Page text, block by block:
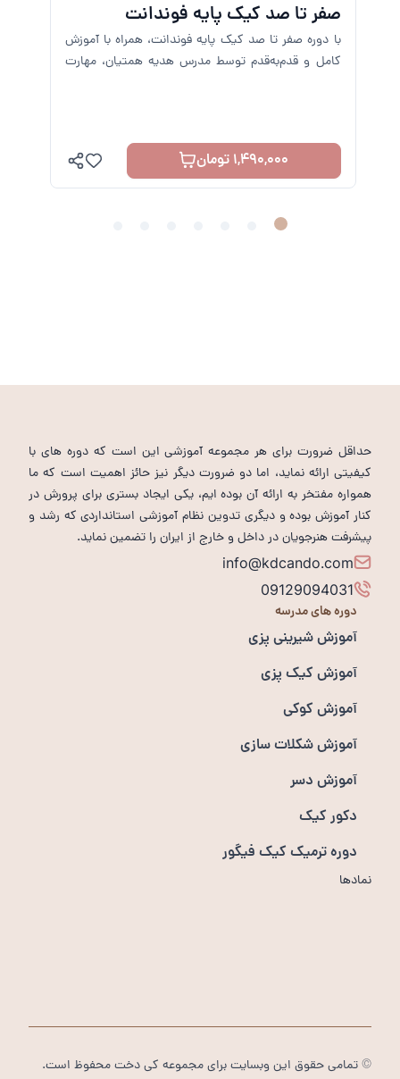
5 چیز کیک کلاسیک
چیز کیک انواعی مختلف با رسپی های مختلفی دارد،
تهیه پنج نوع از محبوب ترین آنها را در این آموزش فرا
1,390,000 تومان
حداقل ضرورت برای هر مجموعه آموزشی این است که دوره های با
کیفیتی ارائه نماید، اما دو ضرورت دیگر نیز حائز اهمیت است که ما
همواره مفتخر به ارائه آن بوده ایم، یکی ایجاد بستری برای پرورش در
کنار آموزش بوده و دیگری تدوین نظام آموزشی استانداردی که رشد و
پیشرفت هنرجویان در داخل و خارج از ایران را تضمین نماید.
info@kdcando.com
09129094031
دوره های مدرسه
آموزش شیرینی پزی
آموزش کیک پزی
آموزش کوکی
آموزش شکلات سازی
آموزش دسر
دکور کیک
دوره ترمیک کیک فیگور
نمادها
© تمامی حقوق این وبسایت برای مجموعه کی دخت محفوظ است.